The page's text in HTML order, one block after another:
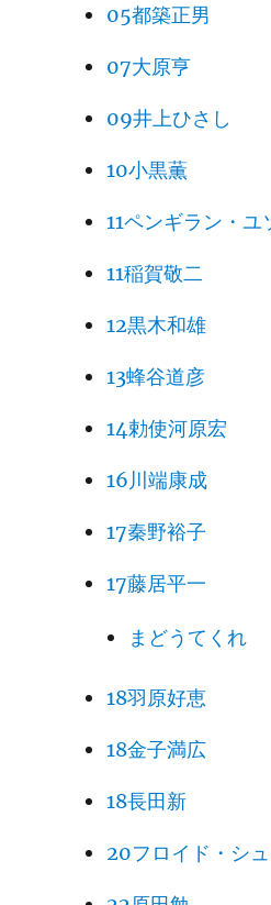
05都築正男
07大原亨
09井上ひさし
10小黒薫
11ペンギラン・ユ
11稲賀敬二
12黒木和雄
13蜂谷道彦
14勅使河原宏
16川端康成
17秦野裕子
17藤居平一
まどうてくれ
18羽原好恵
18金子満広
18長田新
20フロイド・シ